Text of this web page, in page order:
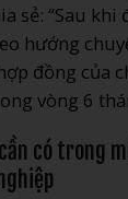
sẻ: “Sau
hướng
đồng của
vòng 6
có trong